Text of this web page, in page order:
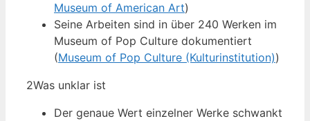
Museum of American Art)
Seine Arbeiten sind in über 240 Werken im
Museum of Pop Culture dokumentiert
(Museum of Pop Culture (Kulturinstitution))
2Was unklar ist
Der genaue Wert einzelner Werke schwankt